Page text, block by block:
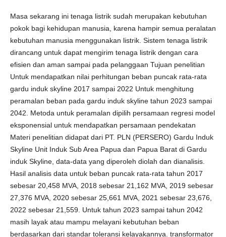
Masa sekarang ini tenaga listrik sudah merupakan kebutuhan
pokok bagi kehidupan manusia, karena hampir semua peralatan
kebutuhan manusia menggunakan listrik. Sistem tenaga listrik
dirancang untuk dapat mengirim tenaga listrik dengan cara
efisien dan aman sampai pada pelanggaan Tujuan penelitian
Untuk mendapatkan nilai perhitungan beban puncak rata-rata
gardu induk skyline 2017 sampai 2022 Untuk menghitung
peramalan beban pada gardu induk skyline tahun 2023 sampai
2042. Metoda untuk peramalan dipilih persamaan regresi model
eksponensial untuk mendapatkan persamaan pendekatan
Materi penelitian didapat dari PT. PLN (PERSERO) Gardu Induk
Skyline Unit Induk Sub Area Papua dan Papua Barat di Gardu
induk Skyline, data-data yang diperoleh diolah dan dianalisis.
Hasil analisis data untuk beban puncak rata-rata tahun 2017
sebesar 20,458 MVA, 2018 sebesar 21,162 MVA, 2019 sebesar
27,376 MVA, 2020 sebesar 25,661 MVA, 2021 sebesar 23,676,
2022 sebesar 21,559. Untuk tahun 2023 sampai tahun 2042
masih layak atau mampu melayani kebutuhan beban
berdasarkan dari standar toleransi kelayakannya. transformator